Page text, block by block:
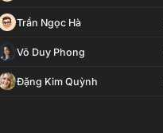
Trần Ngọc Hà
Võ Duy Phong
Đặng Kim Quỳnh